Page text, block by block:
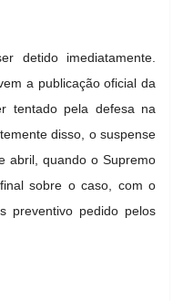
detido imediatamente.
a publicação oficial da
tentado pela defesa na
disso, o suspense
abril, quando o Supremo
sobre o caso, com o
preventivo pedido pelos